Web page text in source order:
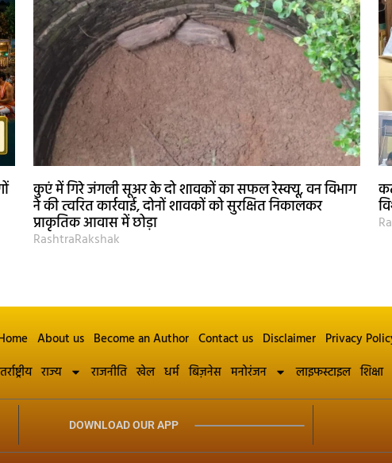
कुएं में गिरे जंगली सूअर के दो शावकों का सफल रेस्क्यू, वन विभाग
ने की त्वरित कार्रवाई, दोनों शावकों को सुरक्षित निकालकर
प्राकृतिक आवास में छोड़ा
RashtraRakshak
About us Become an Author Contact us Disclaimer Privacy
राज्य राजनीति खेल धर्म बिज़नेस मनोरंजन लाइफस्टाइल शिक्षा
DOWNLOAD OUR APP